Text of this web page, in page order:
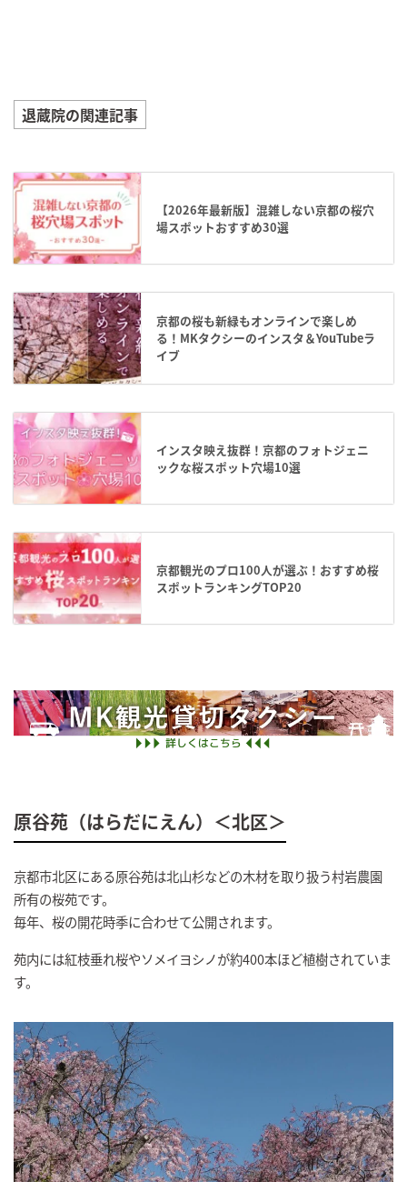
退蔵院の関連記事
【2026年最新版】混雑しない京都の桜穴
場スポットおすすめ30選
京都の桜も新緑もオンラインで楽しめ
る！MKタクシーのインスタ＆YouTubeラ
イブ
インスタ映え抜群！京都のフォトジェニ
ックな桜スポット穴場10選
京都観光のプロ100人が選ぶ！おすすめ桜
スポットランキングTOP20
原谷苑（はらだにえん）＜北区＞
京都市北区にある原谷苑は北山杉などの木材を取り扱う村岩農園
所有の桜苑です。
毎年、桜の開花時季に合わせて公開されます。
苑内には紅枝垂れ桜やソメイヨシノが約400本ほど植樹されていま
す。